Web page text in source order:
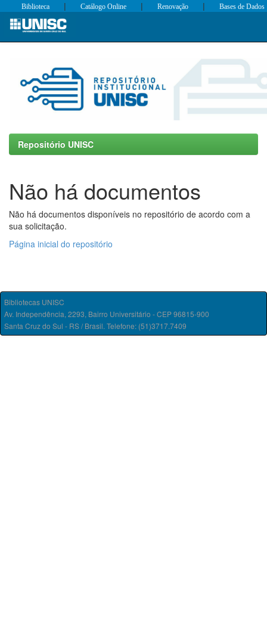
Skip
Biblioteca | Catálogo Online | Renovação | Bases de Dados
Repositório UNISC
Não há documentos
Não há documentos disponíveis no repositório de acordo com a
sua solicitação.
Página inicial do repositório
Bibliotecas UNISC
Av. Independência, 2293, Bairro Universitário - CEP 96815-900
Santa Cruz do Sul - RS / Brasil. Telefone: (51)3717.7409